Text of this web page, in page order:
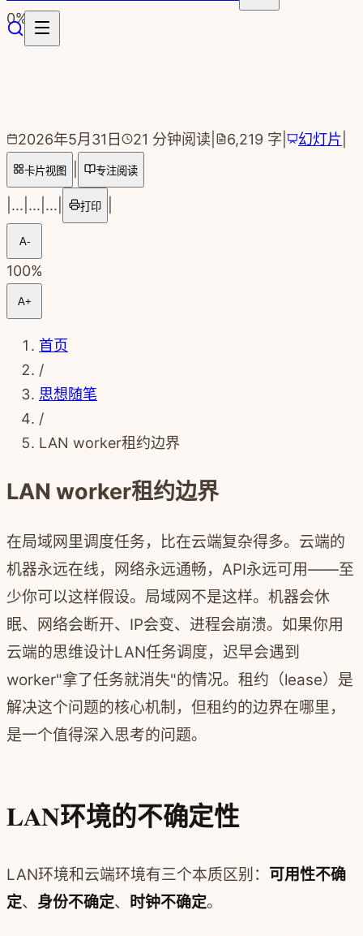
跳转到主要内容
0%
2026年5月31日 21 分钟阅读 6,219 字 幻灯片
卡片视图 专注阅读
... ... ... 打印
A-
100%
A+
首页
/
思想随笔
/
LAN worker租约边界
LAN worker租约边界
在局域网里调度任务，比在云端复杂得多。云端的
机器永远在线，网络永远通畅，API永远可用——至
少你可以这样假设。局域网不是这样。机器会休
眠、网络会断开、IP会变、进程会崩溃。如果你用
云端的思维设计LAN任务调度，迟早会遇到
worker"拿了任务就消失"的情况。租约（lease）是
解决这个问题的核心机制，但租约的边界在哪里，
是一个值得深入思考的问题。
LAN环境的不确定性
LAN环境和云端环境有三个本质区别： 可用性不确
定、 身份不确定、 时钟不确定。